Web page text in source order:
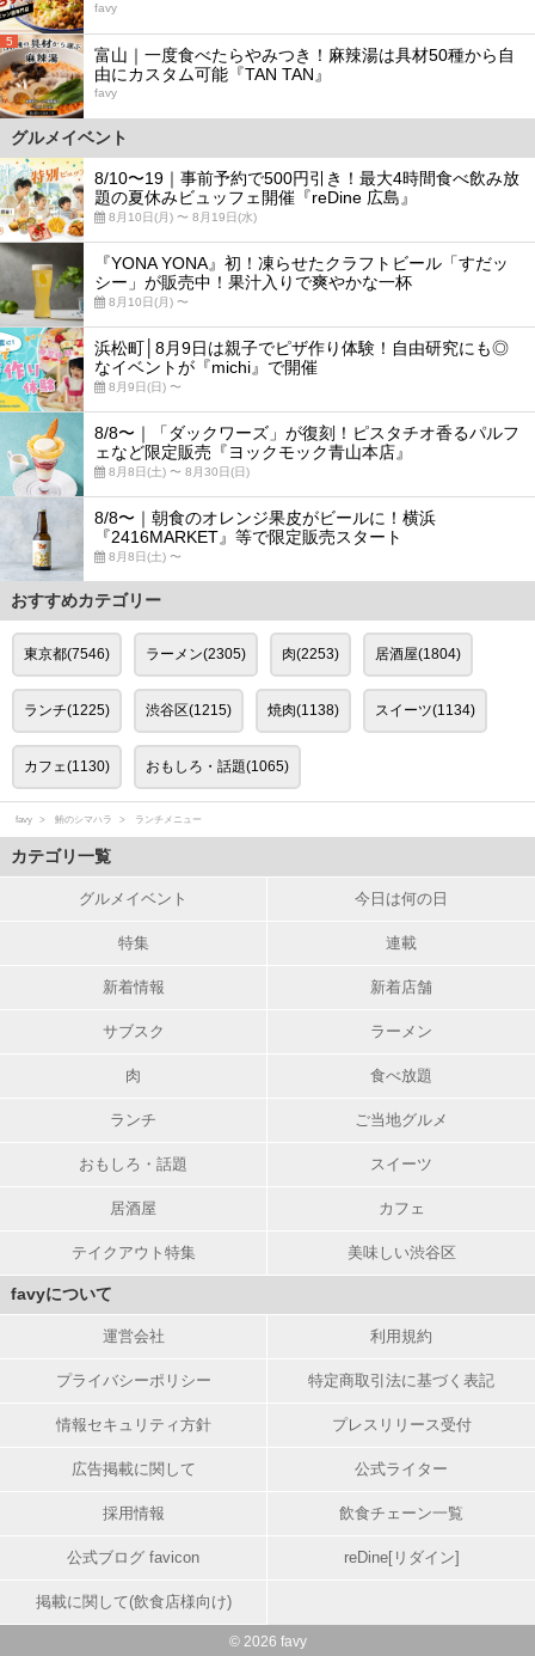
favy
5
富山｜一度食べたらやみつき！麻辣湯は具材50種から自
由にカスタム可能『TAN TAN』
favy
グルメイベント
8/10〜19｜事前予約で500円引き！最大4時間食べ飲み放
題の夏休みビュッフェ開催『reDine 広島』
8月10日(月) 〜 8月19日(水)
『YONA YONA』初！凍らせたクラフトビール「すだッ
シー」が販売中！果汁入りで爽やかな一杯
8月10日(月) 〜
浜松町│8月9日は親子でピザ作り体験！自由研究にも◎
なイベントが『michi』で開催
8月9日(日) 〜
8/8〜｜「ダックワーズ」が復刻！ピスタチオ香るパルフ
ェなど限定販売『ヨックモック青山本店』
8月8日(土) 〜 8月30日(日)
8/8〜｜朝食のオレンジ果皮がビールに！横浜
『2416MARKET』等で限定販売スタート
8月8日(土) 〜
おすすめカテゴリー
東京都(7546) ラーメン(2305) 肉(2253) 居酒屋(1804)
ランチ(1225) 渋谷区(1215) 焼肉(1138) スイーツ(1134)
カフェ(1130) おもしろ・話題(1065)
favy 鮪のシマハラ ランチメニュー
カテゴリ一覧
グルメイベント 今日は何の日
特集 連載
新着情報 新着店舗
サブスク ラーメン
肉 食べ放題
ランチ ご当地グルメ
おもしろ・話題 スイーツ
居酒屋 カフェ
テイクアウト特集 美味しい渋谷区
favyについて
運営会社 利用規約
プライバシーポリシー 特定商取引法に基づく表記
情報セキュリティ方針 プレスリリース受付
広告掲載に関して 公式ライター
採用情報 飲食チェーン一覧
公式ブログ favicon reDine[リダイン]
掲載に関して(飲食店様向け)
© 2026 favy